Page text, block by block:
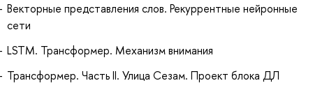
Векторные представления слов. Рекуррентные нейронные
сети
LSTM. Трансформер. Механизм внимания
Трансформер. Часть II. Улица Сезам. Проект блока ДЛ